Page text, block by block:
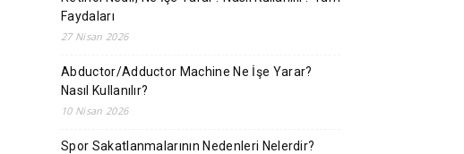
Faydaları
27 Nisan 2026
Abductor/Adductor Machine Ne İşe Yarar?
Nasıl Kullanılır?
10 Nisan 2026
Spor Sakatlanmalarının Nedenleri Nelerdir?